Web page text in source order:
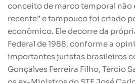
conceito de marco temporal não
recente” e tampouco foi criado
econômico. Ele decorre da
Federal de 1988, conforme a
importantes juristas brasileiros
Gonçalves Ferreira Filho, Tércio